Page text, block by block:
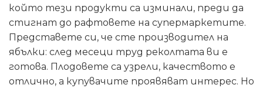
който тези продукти са изминали, преди да
стигнат до рафтовете на супермаркетите.
Представете си, че сте производител на
ябълки: след месеци труд реколтата ви е
готова. Плодовете са узрели, качеството е
отлично, а купувачите проявяват интерес. Но